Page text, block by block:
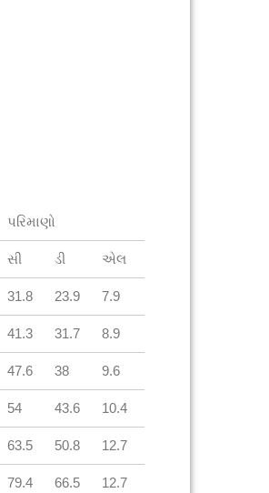
પરિમાણો
સી ડી એલ
31.8 23.9 7.9
41.3 31.7 8.9
47.6 38 9.6
54 43.6 10.4
63.5 50.8 12.7
79.4 66.5 12.7